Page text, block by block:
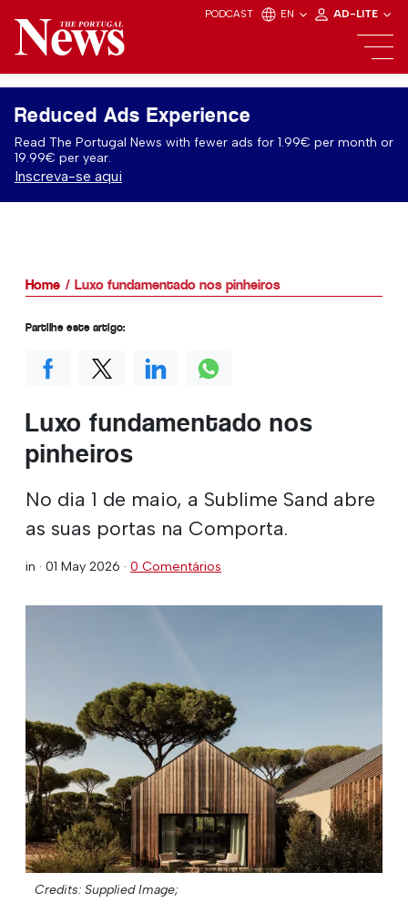
PODCAST EN AD-LITE
Reduced Ads Experience
Read The Portugal News with fewer ads for 1.99€ per month or
19.99€ per year.
Inscreva-se aqui
Home Luxo fundamentado nos pinheiros
Luxo fundamentado nos
pinheiros
No dia 1 de maio, a Sublime Sand abre
as suas portas na Comporta.
in · 01 May 2026 · 0 Comentários
Credits: Supplied Image;
Partilhe este artigo: